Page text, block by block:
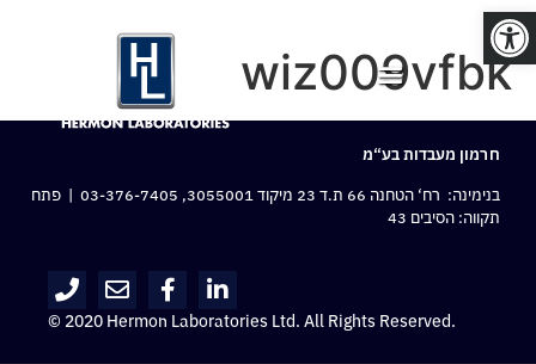
פתח סרגל נגישות
wiz009vfbk
חרמון מעבדות בע“מ
בנימינה: רח‘ הטחנה 66 ת.ד 23 מיקוד 3055001,
03-376-7405 | פתח
תקווה: הסיבים 43
© 2020 Hermon Laboratories Ltd. All Rights Reserved.